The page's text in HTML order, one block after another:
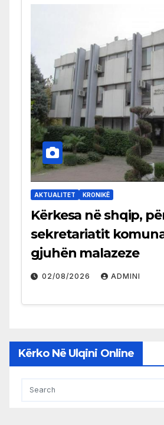
AKTUALITET KRONIKË
Kërkesa në shqip,
sekretariatit
gjuhën malazeze
02/08/2026 ADMINI
Kërko Në Ulqini Online